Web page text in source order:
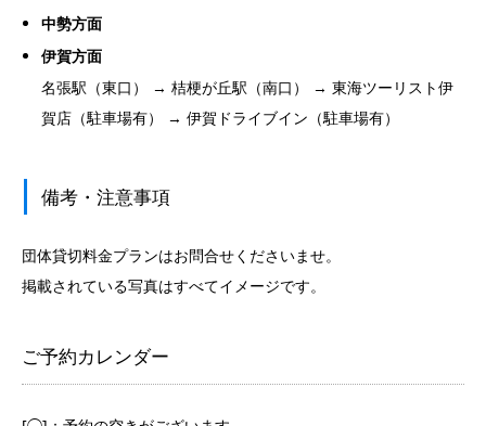
中勢方面
伊賀方面
名張駅（東口） → 桔梗が丘駅（南口） → 東海ツーリスト伊
賀店（駐車場有） → 伊賀ドライブイン（駐車場有）
備考・注意事項
団体貸切料金プランはお問合せくださいませ。
掲載されている写真はすべてイメージです。
ご予約カレンダー